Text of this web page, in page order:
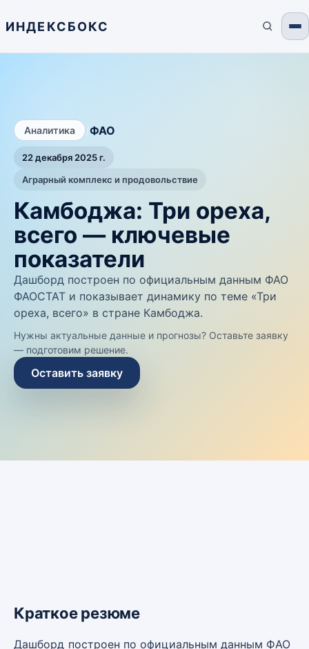
ИНДЕКСБОКС
Аналитика ФАО
22 декабря 2025 г.
Аграрный комплекс и продовольствие
Камбоджа: Три ореха,
всего — ключевые
показатели
Дашборд построен по официальным данным ФАО
ФАОСТАТ и показывает динамику по теме «Три
ореха, всего» в стране Камбоджа.
Нужны актуальные данные и прогнозы? Оставьте заявку
— подготовим решение.
Оставить заявку
Краткое резюме
Дашборд построен по официальным данным ФАО